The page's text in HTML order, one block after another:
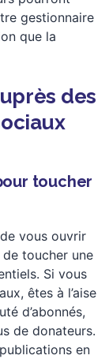
gestionnaire
que la
des
toucher
vous ouvrir
toucher une
Si vous
êtes à l’aise
d’abonnés,
de donateurs.
en